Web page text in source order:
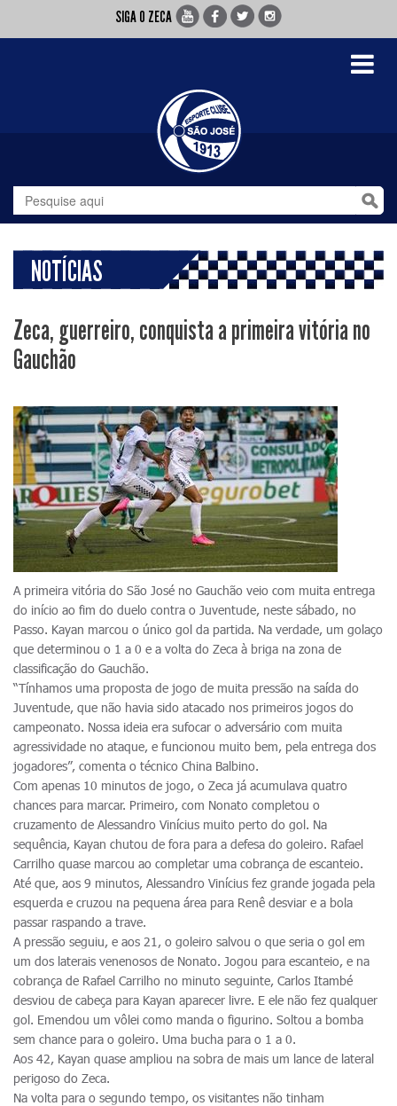
SIGA O ZECA
Toggle
NOTÍCIAS
Zeca, guerreiro, conquista a primeira vitória no
Gauchão
A primeira vitória do São José no Gauchão veio com muita entrega
do início ao fim do duelo contra o Juventude, neste sábado, no
Passo. Kayan marcou o único gol da partida. Na verdade, um golaço
que determinou o 1 a 0 e a volta do Zeca à briga na zona de
classificação do Gauchão.
“Tínhamos uma proposta de jogo de muita pressão na saída do
Juventude, que não havia sido atacado nos primeiros jogos do
campeonato. Nossa ideia era sufocar o adversário com muita
agressividade no ataque, e funcionou muito bem, pela entrega dos
jogadores”, comenta o técnico China Balbino.
Com apenas 10 minutos de jogo, o Zeca já acumulava quatro
chances para marcar. Primeiro, com Nonato completou o
cruzamento de Alessandro Vinícius muito perto do gol. Na
sequência, Kayan chutou de fora para a defesa do goleiro. Rafael
Carrilho quase marcou ao completar uma cobrança de escanteio.
Até que, aos 9 minutos, Alessandro Vinícius fez grande jogada pela
esquerda e cruzou na pequena área para Renê desviar e a bola
passar raspando a trave.
A pressão seguiu, e aos 21, o goleiro salvou o que seria o gol em
um dos laterais venenosos de Nonato. Jogou para escanteio, e na
cobrança de Rafael Carrilho no minuto seguinte, Carlos Itambé
desviou de cabeça para Kayan aparecer livre. E ele não fez qualquer
gol. Emendou um vôlei como manda o figurino. Soltou a bomba
sem chance para o goleiro. Uma bucha para o 1 a 0.
Aos 42, Kayan quase ampliou na sobra de mais um lance de lateral
perigoso do Zeca.
Na volta para o segundo tempo, os visitantes não tinham